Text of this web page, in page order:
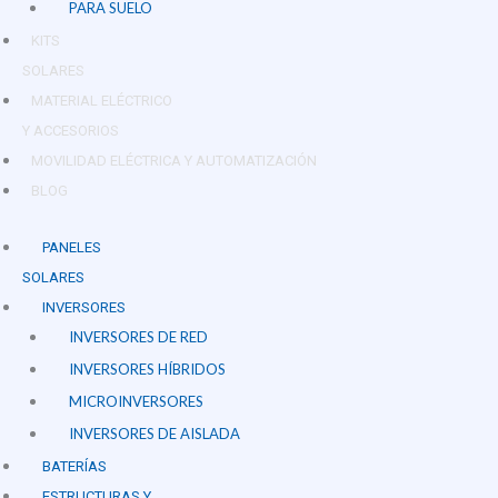
PARA SUELO
KITS
SOLARES
MATERIAL ELÉCTRICO
Y ACCESORIOS
MOVILIDAD ELÉCTRICA Y AUTOMATIZACIÓN
BLOG
PANELES
SOLARES
INVERSORES
INVERSORES DE RED
INVERSORES HÍBRIDOS
MICROINVERSORES
INVERSORES DE AISLADA
BATERÍAS